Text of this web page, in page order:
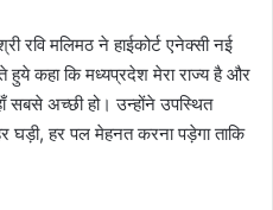
रवि मलिमठ ने हाईकोर्ट एनेक्सी नई
हुये कहा कि मध्यप्रदेश मेरा राज्य है और
सबसे अच्छी हो। उन्होंने उपस्थित
घड़ी, हर पल मेहनत करना पड़ेगा ताकि